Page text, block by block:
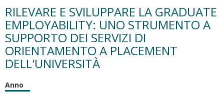
RILEVARE E SVILUPPARE LA GRADUATE
EMPLOYABILITY: UNO STRUMENTO A
SUPPORTO DEI SERVIZI DI
ORIENTAMENTO A PLACEMENT
DELL'UNIVERSITÀ
Anno